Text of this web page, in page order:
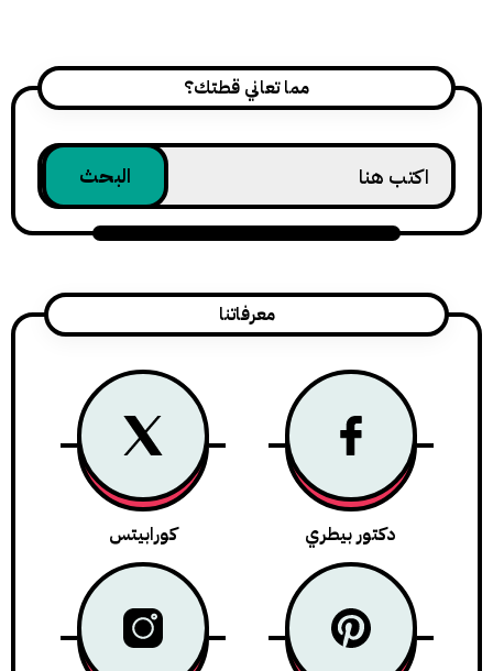
مما تعاني قطتك؟
دكتور بيطري